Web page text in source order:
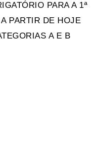
PARA A 1ª
PARTIR DE HOJE
A E B